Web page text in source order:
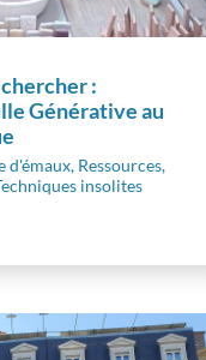
:
Générative au
d'émaux, Ressources,
insolites